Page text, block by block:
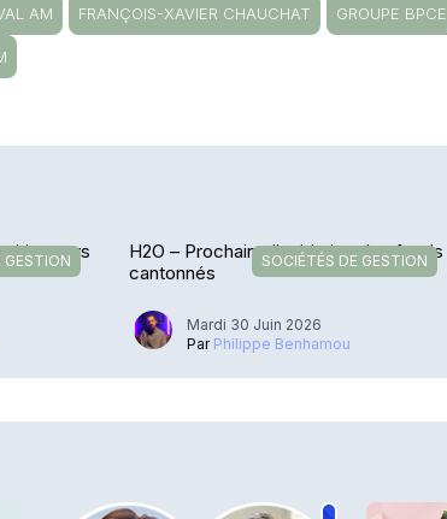
AM FRANÇOIS-XAVIER CHAUCHAT GROUPE BPCE
GESTIONvers
SOCIÉTÉS DE GESTION
H2O – Prochaine liquidation des fonds
cantonnés
Mardi 30 Juin 2026
Par Philippe Benhamou